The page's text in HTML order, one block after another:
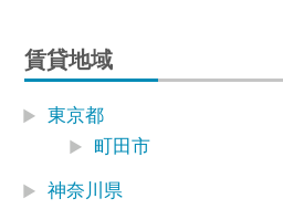
賃貸地域
東京都
町田市
神奈川県